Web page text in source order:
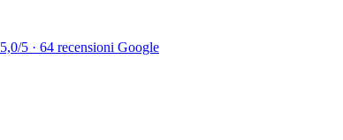
5,0/5 · 64 recensioni Google